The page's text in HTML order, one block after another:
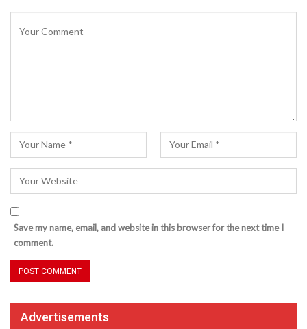
Save my name, email, and website in this browser for the next time I
comment.
Advertisements